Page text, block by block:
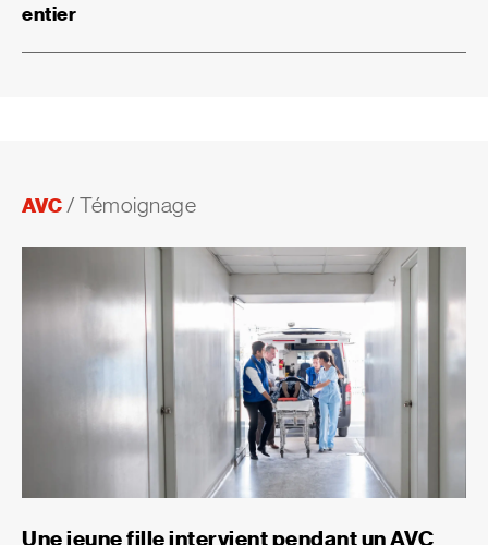
entier
AVC/ Témoignage
Une jeune fille intervient pendant un AVC